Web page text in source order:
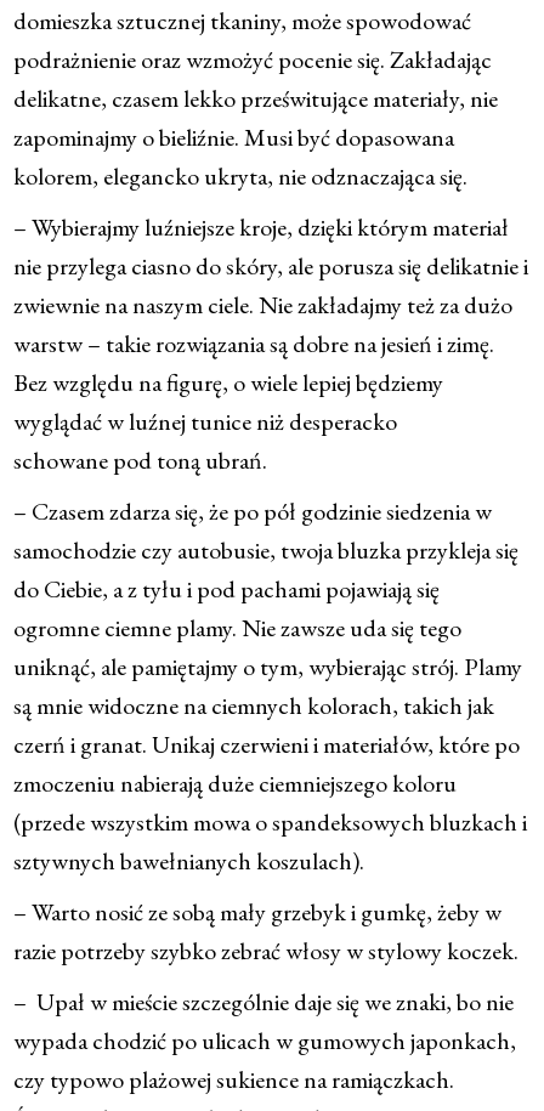
domieszka sztucznej tkaniny, może spowodować
podrażnienie oraz wzmożyć pocenie się. Zakładając
delikatne, czasem lekko prześwitujące materiały, nie
zapominajmy o bieliźnie. Musi być dopasowana
kolorem, elegancko ukryta, nie odznaczająca się.
– Wybierajmy luźniejsze kroje, dzięki którym materiał
nie przylega ciasno do skóry, ale porusza się delikatnie i
zwiewnie na naszym ciele. Nie zakładajmy też za dużo
warstw – takie rozwiązania są dobre na jesień i zimę.
Bez względu na figurę, o wiele lepiej będziemy
wyglądać w luźnej tunice niż desperacko
schowane pod toną ubrań.
– Czasem zdarza się, że po pół godzinie siedzenia w
samochodzie czy autobusie, twoja bluzka przykleja się
do Ciebie, a z tyłu i pod pachami pojawiają się
ogromne ciemne plamy. Nie zawsze uda się tego
uniknąć, ale pamiętajmy o tym, wybierając strój. Plamy
są mnie widoczne na ciemnych kolorach, takich jak
czerń i granat. Unikaj czerwieni i materiałów, które po
zmoczeniu nabierają duże ciemniejszego koloru
(przede wszystkim mowa o spandeksowych bluzkach i
sztywnych bawełnianych koszulach).
– Warto nosić ze sobą mały grzebyk i gumkę, żeby w
razie potrzeby szybko zebrać włosy w stylowy koczek.
– Upał w mieście szczególnie daje się we znaki, bo nie
wypada chodzić po ulicach w gumowych japonkach,
czy typowo plażowej sukience na ramiączkach.